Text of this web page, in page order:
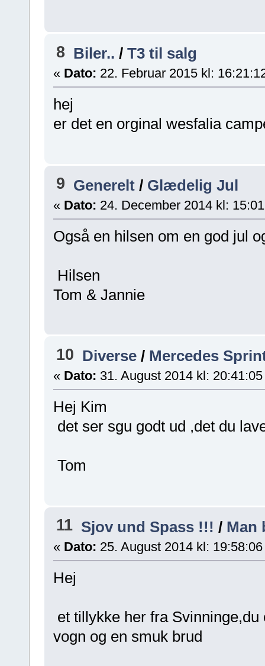
8 Biler.. /T3 til salg
« Dato: 22. Februar 2015 kl:
hej
er det en orginal wesfalia
9 Generelt / Glædelig Jul
« Dato: 24. December 2014 kl:
Også en hilsen om en god jul
Hilsen
Tom & Jannie
10 Diverse / Mercedes
« Dato: 31. August 2014 kl:
Hej Kim
det ser sgu godt ud ,det du
Tom
11 Sjov und Spass !!! / Man
« Dato: 25. August 2014 kl:
Hej
et tillykke her fra
vogn og en smuk brud